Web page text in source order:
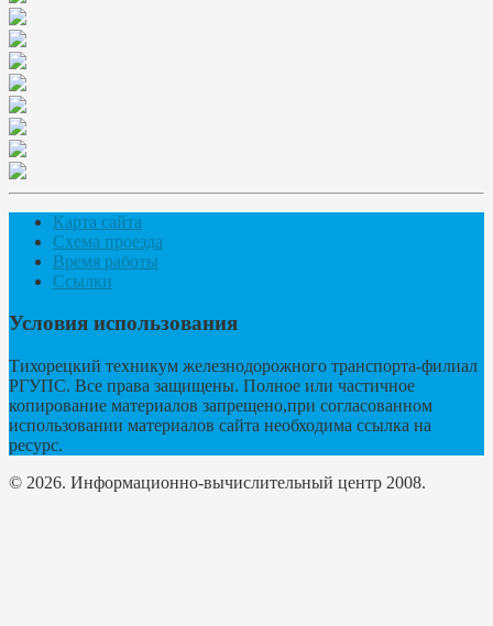
Карта сайта
Схема проезда
Время работы
Ссылки
Условия использования
Тихорецкий техникум железнодорожного транспорта-филиал
РГУПС. Все права защищены. Полное или частичное
копирование материалов запрещено,при согласованном
использовании материалов сайта необходима ссылка на
ресурс.
© 2026. Информационно-вычислительный центр 2008.